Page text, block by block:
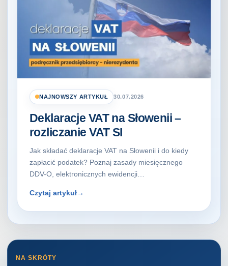
NAJNOWSZY ARTYKUŁ 30.07.2026
Deklaracje VAT na Słowenii –
rozliczanie VAT SI
Jak składać deklaracje VAT na Słowenii i do kiedy
zapłacić podatek? Poznaj zasady miesięcznego
DDV-O, elektronicznych ewidencji…
Czytaj artykuł→
NA SKRÓTY